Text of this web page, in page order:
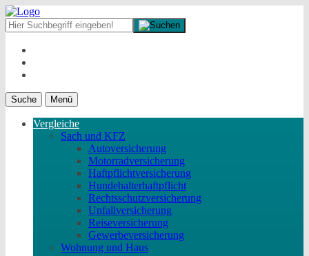
Suche Menü
Vergleiche
Sach und KFZ
Autoversicherung
Motorradversicherung
Haftpflichtversicherung
Hundehalterhaftpflicht
Rechtsschutzversicherung
Unfallversicherung
Reiseversicherung
Gewerbeversicherung
Wohnung und Haus